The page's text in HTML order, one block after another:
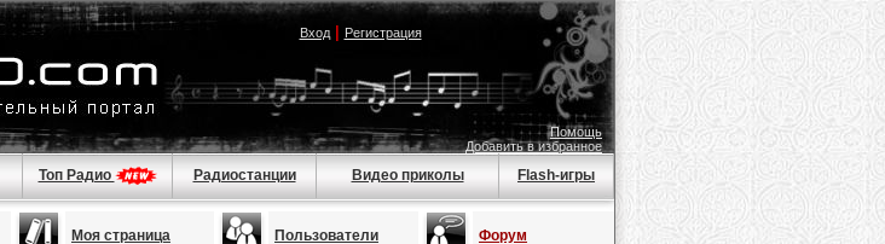
Вход| Регистрация
Помощь
Добавить в избранное
Топ Радио Радиостанции Видео приколы Flash-игры
Моя страница Пользователи Форум